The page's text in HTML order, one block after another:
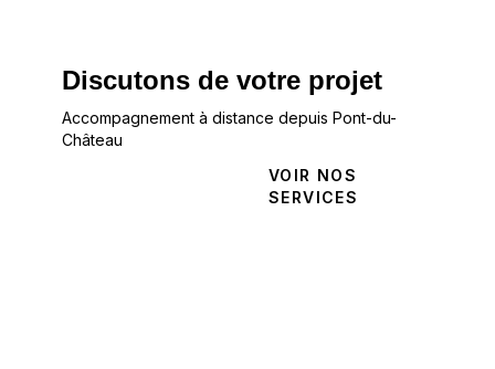
Discutons de votre projet
Accompagnement à distance depuis Pont-du-
Château
VOIR NOS
SERVICES